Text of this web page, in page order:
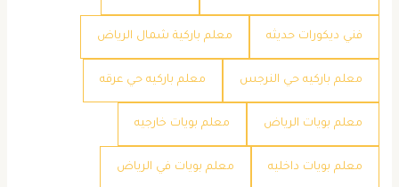
فني ديكورات حديثه معلم باركية شمال الرياض
معلم باركيه حي النرجس معلم باركيه حي عرقه
معلم بويات الرياض معلم بويات خارجيه
معلم بويات داخليه معلم بويات في الرياض